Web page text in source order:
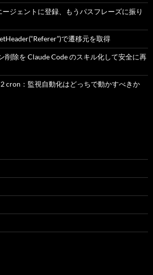
ージェントに登録、もうパスフレーズに振り
で遷移元を取得
削除を Claude Code のスキル化して安全に再
cron：監視自動化はどっちで動かすべきか